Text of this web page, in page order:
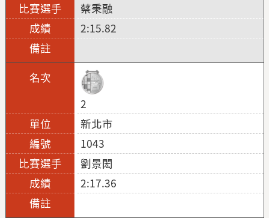
蔡秉融
2:15.82
2
新北市
1043
劉景閎
2:17.36